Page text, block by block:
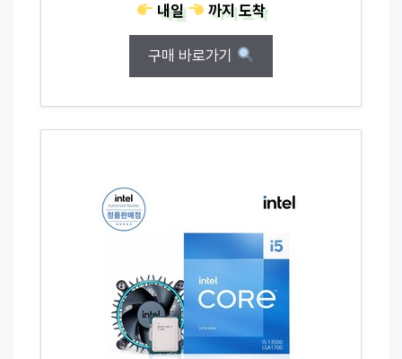
내일
까지도착
구매 바로가기